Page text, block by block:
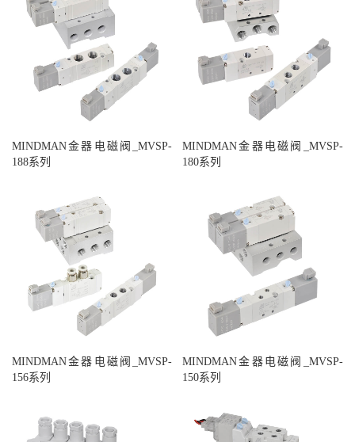
MINDMAN金器电磁阀_MVSP-
188系列
MINDMAN金器电磁阀_MVSP-
180系列
MINDMAN金器电磁阀_MVSP-
156系列
MINDMAN金器电磁阀_MVSP-
150系列